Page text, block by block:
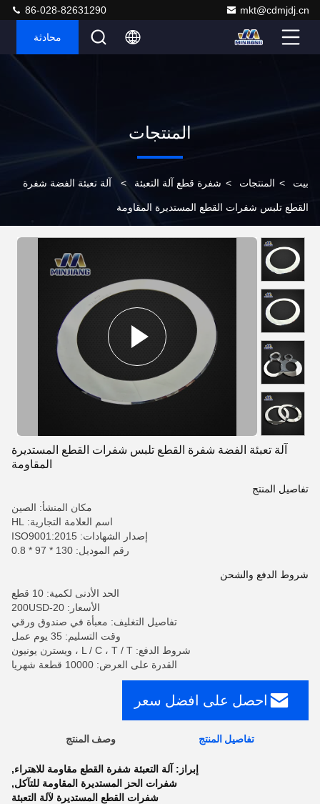
mkt@cdmjdj.cn
86-028-82631290
محادثة
المنتجات
بيت > المنتجات > شفرة قطع آلة التعبئة > آلة تعبئة الفضة شفرة
القطع تلبس شفرات القطع المستديرة المقاومة
آلة تعبئة الفضة شفرة القطع تلبس شفرات القطع المستديرة
المقاومة
تفاصيل المنتج
مكان المنشأ: الصين
اسم العلامة التجارية: HL
إصدار الشهادات: ISO9001:2015
رقم الموديل: 130 * 97 * 0.8
شروط الدفع والشحن
الحد الأدنى لكمية: 10 قطع
الأسعار: 20-200USD
تفاصيل التغليف: معبأة في صندوق ورقي
وقت التسليم: 35 يوم عمل
شروط الدفع: L / C ، T / T ، ويسترن يونيون
القدرة على العرض: 10000 قطعة شهريا
احصل على افضل سعر
تفاصيل المنتج وصف المنتج
إبراز: آلة التعبئة شفرة القطع مقاومة للاهتراء,
شفرات الحز المستديرة المقاومة للتآكل,
شفرات القطع المستديرة لآلة التعبئة